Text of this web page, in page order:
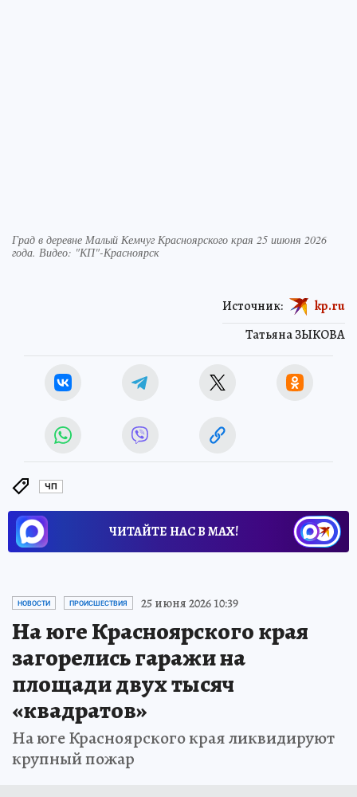
Град в деревне Малый Кемчуг Красноярского края 25 ииюня 2026
года. Видео: "КП"-Красноярск
Татьяна ЗЫКОВА
Источник: kp.ru
ЧП
ЧИТАЙТЕ НАС В МАХ!
НОВОСТИ ПРОИСШЕСТВИЯ 25 июня 2026 10:39
На юге Красноярского края
загорелись гаражи на
площади двух тысяч
«квадратов»
На юге Красноярского края ликвидируют
крупный пожар